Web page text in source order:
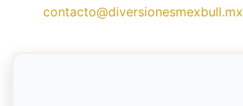
contacto@diversionesmexbull.mx